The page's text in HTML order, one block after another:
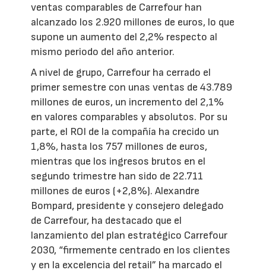
ventas comparables de Carrefour han
alcanzado los 2.920 millones de euros, lo que
supone un aumento del 2,2% respecto al
mismo periodo del año anterior.
A nivel de grupo, Carrefour ha cerrado el
primer semestre con unas ventas de 43.789
millones de euros, un incremento del 2,1%
en valores comparables y absolutos. Por su
parte, el ROI de la compañía ha crecido un
1,8%, hasta los 757 millones de euros,
mientras que los ingresos brutos en el
segundo trimestre han sido de 22.711
millones de euros (+2,8%). Alexandre
Bompard, presidente y consejero delegado
de Carrefour, ha destacado que el
lanzamiento del plan estratégico Carrefour
2030, “firmemente centrado en los clientes
y en la excelencia del retail” ha marcado el